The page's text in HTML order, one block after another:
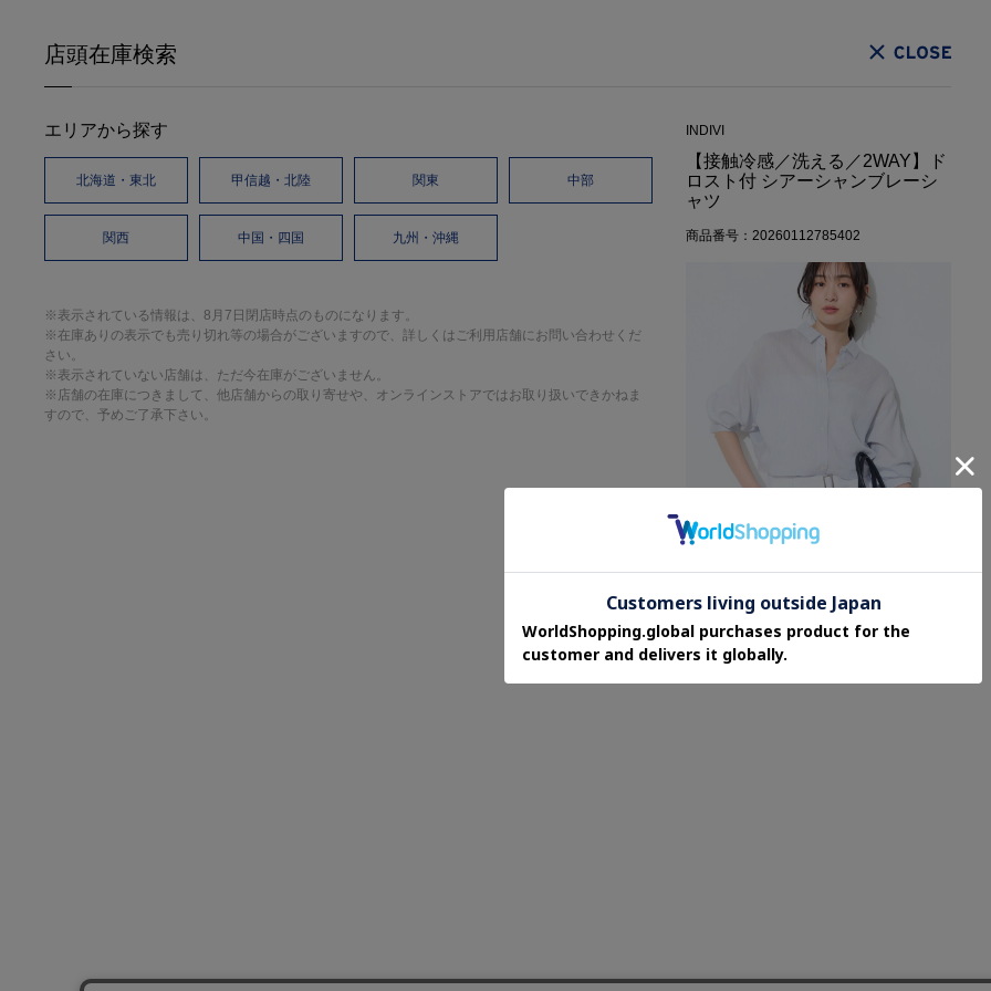
店頭在庫検索
エリアから探す
北海道・東北 甲信越・北陸 関東 中部
関西 中国・四国 九州・沖縄
※表示されている情報は、8月7日閉店時点のものになります。
※在庫ありの表示でも売り切れ等の場合がございますので、詳しくはご利用店舗にお問い合わせくだ
さい。
※表示されていない店舗は、ただ今在庫がございません。
※店舗の在庫につきまして、他店舗からの取り寄せや、オンラインストアではお取り扱いできかねま
すので、予めご了承下さい。
INDIVI
【接触冷感／洗える／2WAY】ド
ロスト付 シアーシャンブレーシ
ャツ
商品番号：20260112785402